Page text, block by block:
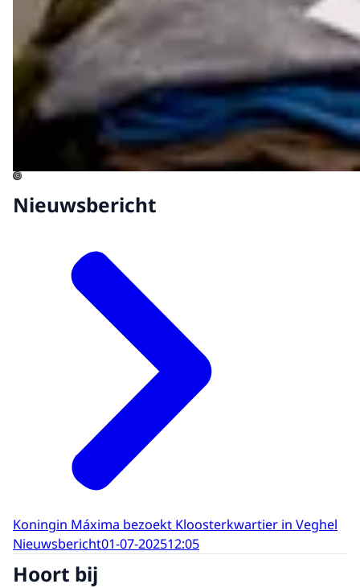
©
Nieuwsbericht
Koningin Máxima bezoekt Kloosterkwartier in Veghel
Nieuwsbericht01-07-202512:05
Hoort bij